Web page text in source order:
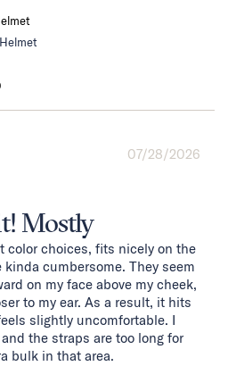
07/28/2026
Mostly
color choices, fits nicely on the
cumbersome. They seem
on my face above my cheek,
to my ear. As a result, it hits
slightly uncomfortable. I
the straps are too long for
bulk in that area.